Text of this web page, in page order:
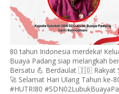
80 tahun Indonesia merdeka!
Buaya Padang siap melangkah
Bersatu 💪 Berdaulat 🇮🇩 Rakyat
🚀 Selamat Hari Ulang Tahun ke-
#HUTRI80